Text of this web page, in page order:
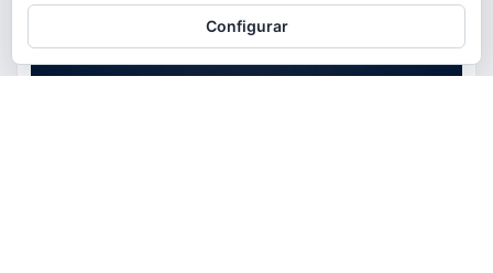
Configurar